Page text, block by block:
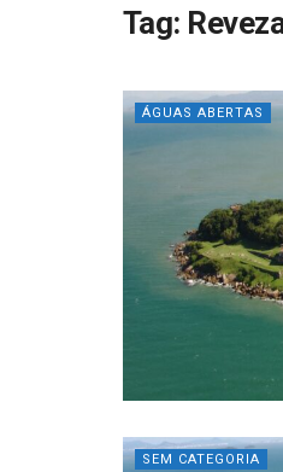
Tag:
ÁGUAS ABERTAS
SEM CATEGORIA